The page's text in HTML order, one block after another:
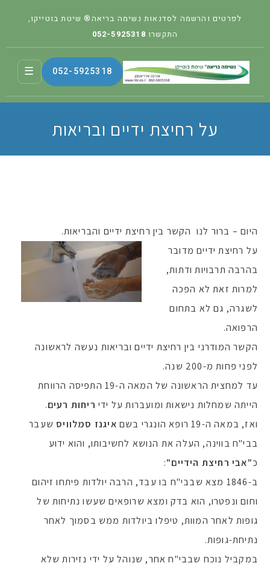
לפרטים והרשמה לסדנאות נשימה בריאה® שיטת בוטייקו,
התקשרו 052-5925318
052-5925318
☰
על רחיצת ידיים ובריאות
היום – ברור לנו הקשר בין רחיצת ידיים והבריאות.
על רחיצת ידיים מדובר
בהרבה תרבויות ודתות,
למרות זאת לא הפכה
לשגרה, גם לא בתחום
הרפואה.
הקשר המודרני בין רחיצת ידיים ובריאות נעשה לראשונה
לפני פחות מ-200 שנה.
עד למחצית הראשונה של המאה ה-19 התפיסה הרווחת
הייתה שמחלות נישאות ומועברות על ידי ריחות רעים.
ואז, במאה ה-19 רופא הונגרי בשם
איגנז סמלוויס שעבר
בבי"ח בווינה, העלה את הנושא לחשיבותו, והוא ידוע
כ"אבי רחיצת הידיים":
ב-1846 מצא שבבי"ח בו עבד, הרבה יולדות פיתחו זיהום
וחום ונפטרו, הוא בדק ומצא שרופאים שעשו נתיחות של
גופות לאחר המוות, טיפלו ביולדות ממש בסמוך לאחר
נתיחת-גופות.
במקביל נוכח שבבי"ח אחר, שנוהל על ידי נזירות שלא